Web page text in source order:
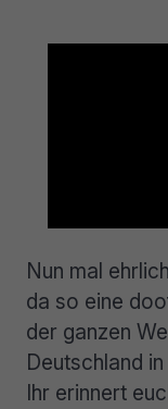
Nun mal
da so eine
der ganzen
Deutschland
Ihr erinnert